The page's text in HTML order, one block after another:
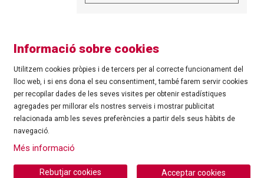
©Ajuntament de Roses| C/ Tarragona, 81 | 17480 ROSES
Tel.: 972 25 24 00 |cultura@roses.cat
Sitemap | Ús de Cookies
Informació sobre cookies
Utilitzem cookies pròpies i de tercers per al correcte funcionament del
lloc web, i si ens dona el seu consentiment, també farem servir cookies
per recopilar dades de les seves visites per obtenir estadístiques
agregades per millorar els nostres serveis i mostrar publicitat
relacionada amb les seves preferències a partir dels seus hàbits de
navegació.
Més informació
Acceptar cookies
Rebutjar cookies